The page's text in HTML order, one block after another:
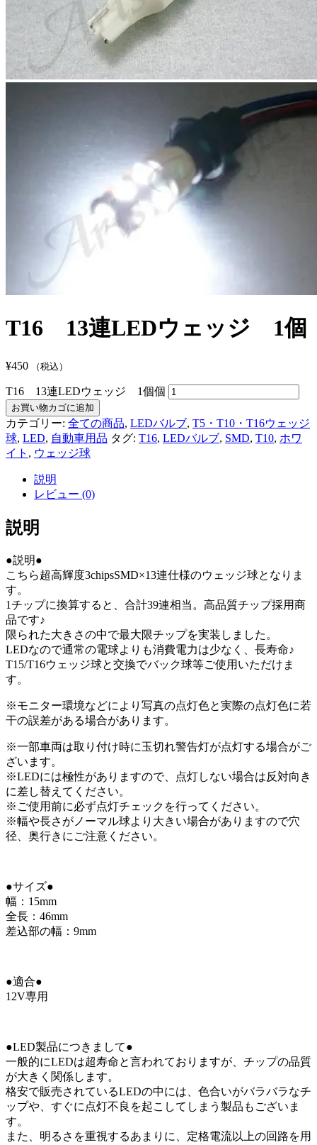
T16 13連LEDウェッジ 1個
¥450 （税込）
T16 13連LEDウェッジ 1個個
お買い物カゴに追加
カテゴリー: 全ての商品, LEDバルブ, T5・T10・T16ウェッジ
球, LED, 自動車用品 タグ: T16, LEDバルブ, SMD, T10, ホワ
イト , ウェッジ球
説明
レビュー (0)
説明
●説明●
こちら超高輝度3chipsSMD×13連仕様のウェッジ球となりま
す。
1チップに換算すると、合計39連相当。高品質チップ採用商
品です♪
限られた大きさの中で最大限チップを実装しました。
LEDなので通常の電球よりも消費電力は少なく、長寿命♪
T15/T16ウェッジ球と交換でバック球等ご使用いただけま
す。
※モニター環境などにより写真の点灯色と実際の点灯色に若
干の誤差がある場合があります。
※一部車両は取り付け時に玉切れ警告灯が点灯する場合がご
ざいます。
※LEDには極性がありますので、点灯しない場合は反対向き
に差し替えてください。
※ご使用前に必ず点灯チェックを行ってください。
※幅や長さがノーマル球より大きい場合がありますので穴
径、奥行きにご注意ください。
●サイズ●
幅：15mm
全長：46mm
差込部の幅：9mm
●適合●
12V専用
●LED製品につきまして●
一般的にLEDは超寿命と言われておりますが、チップの品質
が大きく関係します。
格安で販売されているLEDの中には、色合いがバラバラなチ
ップや、すぐに点灯不良を起こしてしまう製品もございま
す。
また、明るさを重視するあまりに、定格電流以上の回路を用